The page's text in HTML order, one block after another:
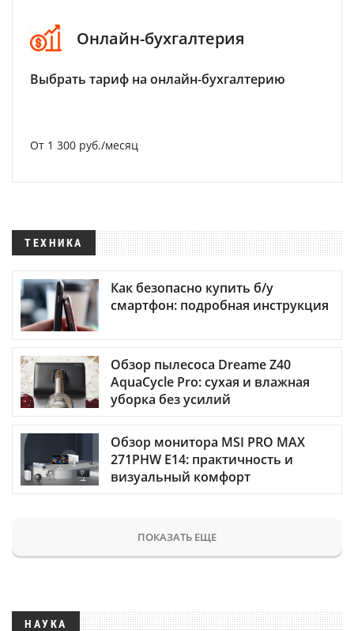
Онлайн-бухгалтерия
Выбрать тариф на онлайн-бухгалтерию
От 1 300 руб./месяц
ТЕХНИКА
Как безопасно купить б/у
смартфон: подробная инструкция
Обзор пылесоса Dreame Z40
AquaCycle Pro: сухая и влажная
уборка без усилий
Обзор монитора MSI PRO MAX
271PHW E14: практичность и
визуальный комфорт
ПОКАЗАТЬ ЕЩЕ
НАУКА